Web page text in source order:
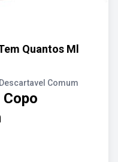
Quantos Ml
Comum